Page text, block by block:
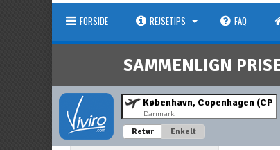
FORSIDE REJSETIPS FAQ
SAMMENLIGN
Danmark
Retur Enkelt